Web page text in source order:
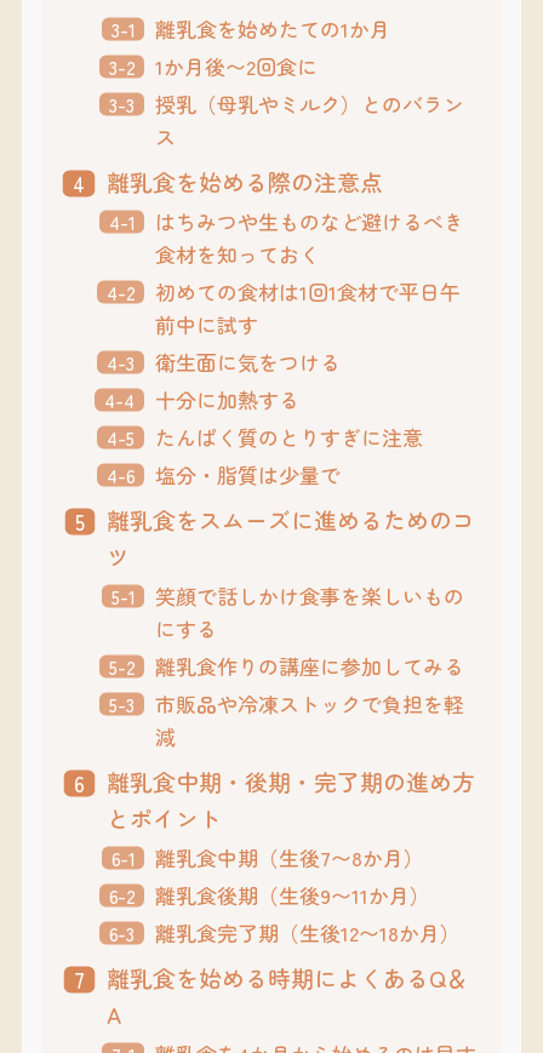
離乳食を始めたての1か月
1か月後〜2回食に
授乳（母乳やミルク）とのバラン
ス
離乳食を始める際の注意点
はちみつや生ものなど避けるべき
食材を知っておく
初めての食材は1回1食材で平日午
前中に試す
衛生面に気をつける
十分に加熱する
たんぱく質のとりすぎに注意
塩分・脂質は少量で
離乳食をスムーズに進めるためのコ
ツ
笑顔で話しかけ食事を楽しいもの
にする
離乳食作りの講座に参加してみる
市販品や冷凍ストックで負担を軽
減
離乳食中期・後期・完了期の進め方
とポイント
離乳食中期（生後7〜8か月）
離乳食後期（生後9〜11か月）
離乳食完了期（生後12〜18か月）
離乳食を始める時期によくあるQ＆
A